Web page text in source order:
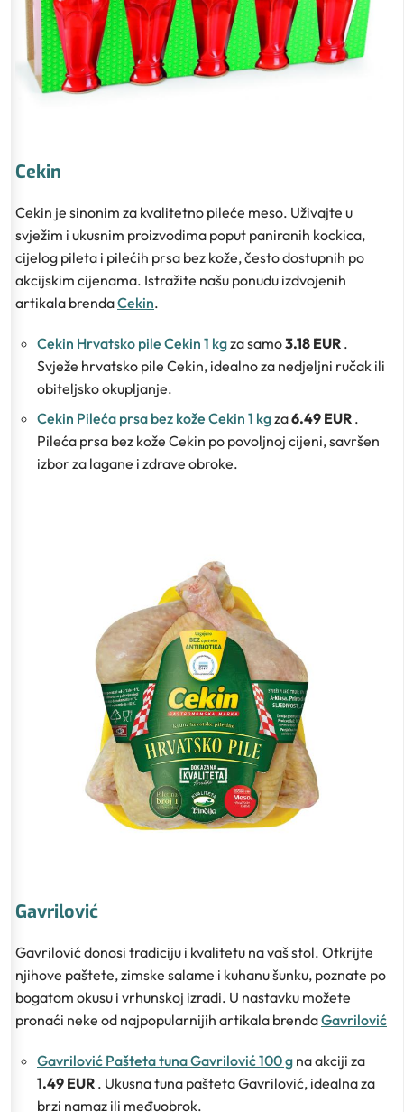
Cekin
Cekin je sinonim za kvalitetno pileće meso. Uživajte u
svježim i ukusnim proizvodima poput paniranih kockica,
cijelog pileta i pilećih prsa bez kože, često dostupnih po
akcijskim cijenama. Istražite našu ponudu izdvojenih
artikala brendaCekin.
Cekin Hrvatsko pile Cekin 1 kgza samo3.18 EUR .
Svježe hrvatsko pile Cekin, idealno za nedjeljni ručak ili
obiteljsko okupljanje.
Cekin Pileća prsa bez kože Cekin 1 kgza6.49 EUR .
Pileća prsa bez kože Cekin po povoljnoj cijeni, savršen
izbor za lagane i zdrave obroke.
Gavrilović
Gavrilović donosi tradiciju i kvalitetu na vaš stol. Otkrijte
njihove paštete, zimske salame i kuhanu šunku, poznate po
bogatom okusu i vrhunskoj izradi. U nastavku možete
pronaći neke od najpopularnijih artikala brendaGavrilović
Gavrilović Pašteta tuna Gavrilović 100 g na akciji za
1.49 EUR . Ukusna tuna pašteta Gavrilović, idealna za
brzi namaz ili međuobrok.